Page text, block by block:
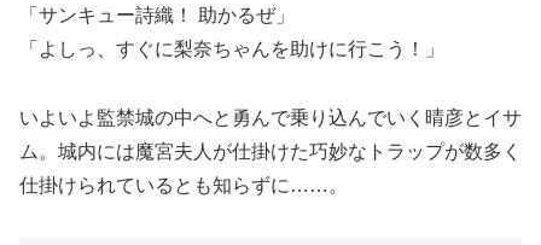
「サンキュー詩織！ 助かるぜ」
「よしっ、すぐに梨奈ちゃんを助けに行こう！」
いよいよ監禁城の中へと勇んで乗り込んでいく晴彦とイサ
ム。城内には魔宮夫人が仕掛けた巧妙なトラップが数多く
仕掛けられているとも知らずに……。